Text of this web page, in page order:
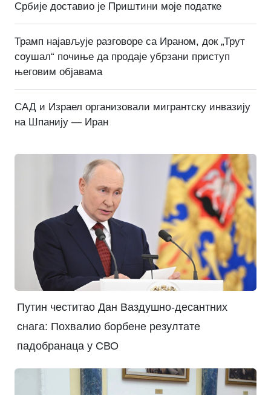
Србије доставио је Приштини моје податке
Трамп најављује разговоре са Ираном, док „Трут
соушал“ почиње да продаје убрзани приступ
његовим објавама
САД и Израел организовали мигрантску инвазију
на Шпанију — Иран
Путин честитао Дан Ваздушно-десантних
снага: Похвалио борбене резултате
падобранаца у СВО